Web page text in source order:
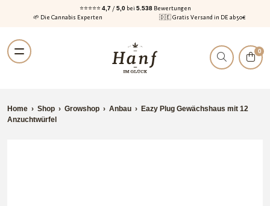
⭐⭐⭐⭐⭐4,7/ 5,0bei 5.538Bewertungen
🌱 Die Cannabis Experten
🇩🇪 Gratis Versand in DE ab 50€
Navigation
Inhalt
0
Home › Shop › Growshop › Anbau › Eazy Plug Gewächshaus mit 12
Anzuchtwürfel